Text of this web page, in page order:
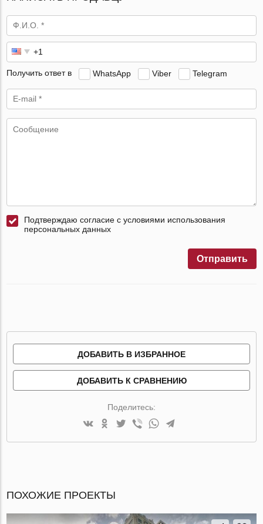
Получить ответ в WhatsApp Viber Telegram
Подтверждаю согласие с условиями использования
персональных данных
Отправить
ДОБАВИТЬ В ИЗБРАННОЕ
ДОБАВИТЬ К СРАВНЕНИЮ
Поделитесь:
ПОХОЖИЕ ПРОЕКТЫ